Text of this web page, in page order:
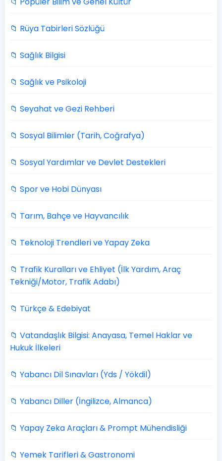
📁 Rüya Tabirleri Sözlüğü
📁 Sağlık Bilgisi
📁 Sağlık ve Psikoloji
📁 Seyahat ve Gezi Rehberi
📁 Sosyal Bilimler (Tarih, Coğrafya)
📁 Sosyal Yardımlar ve Devlet Destekleri
📁 Spor ve Hobi Dünyası
📁 Tarım, Bahçe ve Hayvancılık
📁 Teknoloji Trendleri ve Yapay Zeka
📁 Trafik Kuralları ve Ehliyet (İlk Yardım, Araç
Tekniği/Motor, Trafik Adabı)
📁 Türkçe & Edebiyat
📁 Vatandaşlık Bilgisi: Anayasa, Temel Haklar ve
Hukuk İlkeleri
📁 Yabancı Dil Sınavları (Yds / Yökdil)
📁 Yabancı Diller (İngilizce, Almanca)
📁 Yapay Zeka Araçları & Prompt Mühendisliği
📁 Yemek Tarifleri & Gastronomi